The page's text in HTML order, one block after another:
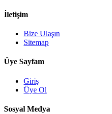
İletişim
Bize Ulaşın
Sitemap
Üye Sayfam
Giriş
Üye Ol
Sosyal Medya